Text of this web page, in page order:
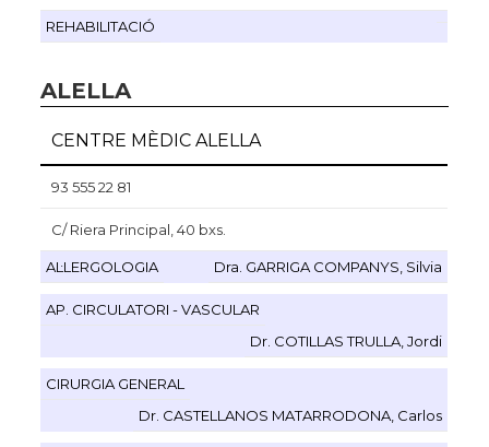
REHABILITACIÓ
ALELLA
CENTRE MÈDIC ALELLA
93 555 22 81
C/ Riera Principal, 40 bxs.
AL·LERGOLOGIA Dra. GARRIGA COMPANYS, Silvia
AP. CIRCULATORI - VASCULAR
Dr. COTILLAS TRULLA, Jordi
CIRURGIA GENERAL
Dr. CASTELLANOS MATARRODONA, Carlos